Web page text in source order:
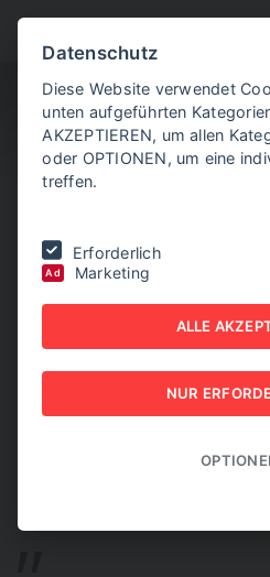
FEBRUAR 2026
NEW
Innovations -
FEBRUAR
Datenschutz
Diese Website verwendet
unten aufgeführten
AKZEPTIEREN, um allen
oder OPTIONEN, um eine
treffen.
Erforderlich
Ad Marketing
ALLE
NUR